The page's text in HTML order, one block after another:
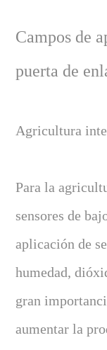
Campos de
puerta de
Agricultura
Para la
sensores de
aplicación de
humedad,
gran
aumentar la